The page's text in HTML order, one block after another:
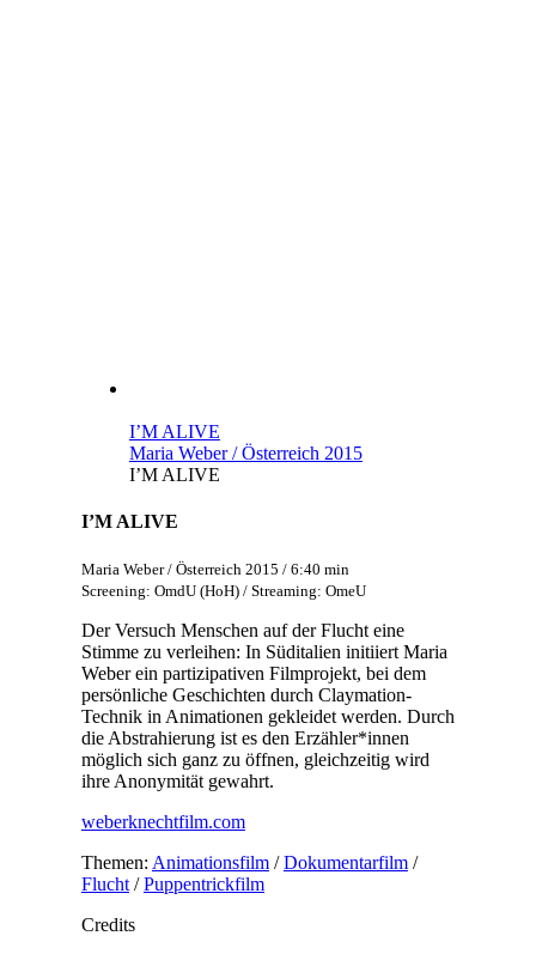
I’M ALIVE
Maria Weber / Österreich 2015
I’M ALIVE
I’M ALIVE
Maria Weber / Österreich 2015 / 6:40 min
Screening: OmdU (HoH) / Streaming: OmeU
Der Versuch Menschen auf der Flucht eine
Stimme zu verleihen: In Süditalien initiiert Maria
Weber ein partizipativen Filmprojekt, bei dem
persönliche Geschichten durch Claymation-
Technik in Animationen gekleidet werden. Durch
die Abstrahierung ist es den Erzähler*innen
möglich sich ganz zu öffnen, gleichzeitig wird
ihre Anonymität gewahrt.
weberknechtfilm.com
Themen: Animationsfilm/Dokumentarfilm/
Flucht/Puppentrickfilm
Credits